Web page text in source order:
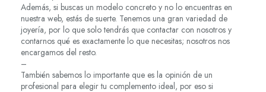
Además, si buscas un modelo concreto y no lo encuentras en
nuestra web, estás de suerte. Tenemos una gran variedad de
joyería, por lo que solo tendrás que contactar con nosotros y
contarnos qué es exactamente lo que necesitas; nosotros nos
encargamos del resto.
–
También sabemos lo importante que es la opinión de un
profesional para elegir tu complemento ideal, por eso si